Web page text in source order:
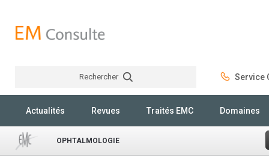
Rechercher Service
Actualités Revues Traités EMC Domaines
OPHTALMOLOGIE